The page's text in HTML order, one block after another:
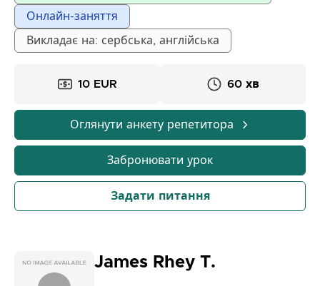
Онлайн-заняття
Викладає на: сербська, англійська
10 EUR 60 хв
Оглянути анкету репетитора
Забронювати урок
Задати питання
James Rhey T.